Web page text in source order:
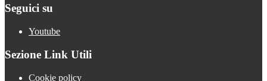
Seguici su
Youtube
Sezione Link Utili
Cookie policy